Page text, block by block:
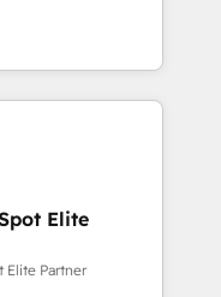
consultancy,
to help
platform
current HubSpot
Elite
Elite Partner